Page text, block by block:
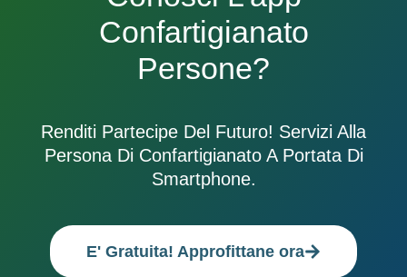
Confartigianato
Persone?
Renditi Partecipe Del Futuro! Servizi Alla
Persona Di Confartigianato A Portata Di
Smartphone.
E' Gratuita! Approfittane ora